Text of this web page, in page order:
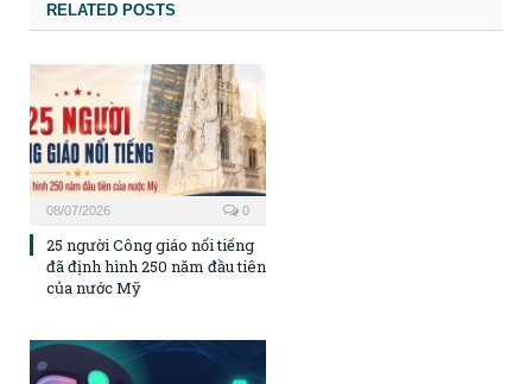
RELATED POSTS
08/07/2026 0
25 người Công giáo nổi tiếng
đã định hình 250 năm đầu tiên
của nước Mỹ